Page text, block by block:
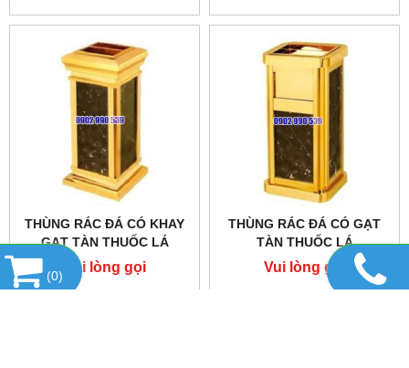
THÙNG RÁC ĐÁ CÓ KHAY
GẠT TÀN THUỐC LÁ
Vui lòng gọi
THÙNG RÁC ĐÁ CÓ GẠT
TÀN THUỐC LÁ
Vui lòng gọi
(0)